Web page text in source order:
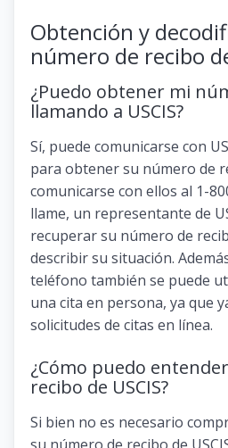
Obtención y
número de recibo
¿Puedo obtener mi
llamando a USCIS?
Sí, puede comunicarse con
para obtener su número de
comunicarse con ellos al 1-
llame, un representante de
recuperar su número de
describir su situación.
teléfono también se puede
una cita en persona, ya que
solicitudes de citas en línea.
¿Cómo puedo
recibo de USCIS?
Si bien no es necesario